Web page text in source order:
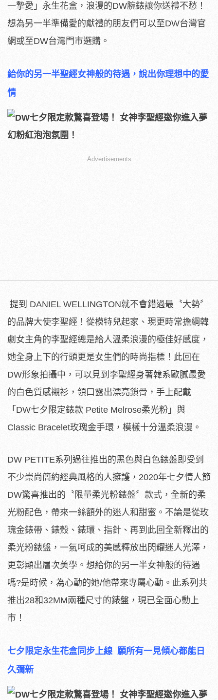
一摯愛」永生花盒，浪漫的DW腕錶讓你送禮不愁！
想為另一半準備愛的獻禮的朋友們可以至DW台灣官
網或至DW台灣門市選購。
給你的另一半聖經女神般的待遇，說出你理想中的愛
情
Advertisements
提到 DANIEL WELLINGTON就不會錯過最〝大勢〞
的品牌大使李聖經！從模特兒起家、現更時常擔綱韓
劇女主角的李聖經總是給人溫柔浪漫的極佳好感度，
她全身上下的行頭更是女生們的時尚指標！此回在
DW形象拍攝中，可以見到李聖經身著韓系歐膩最愛
的白色質感襯衫，領口露出漂亮鎖骨，手上配戴
「DW七夕限定錶款 Petite Melrose柔光粉」與
Classic Bracelet玫瑰金手環，模樣十分溫柔浪漫。
DW PETITE系列過往推出的黑色與白色錶盤即受到
不少崇尚簡約經典風格的人擁護，2020年七夕情人節
DW驚喜推出的〝限量柔光粉錶盤〞款式，全新的柔
光粉配色，帶來一絲額外的迷人和甜蜜。不論是從玫
瑰金錶帶、錶殼、錶環、指針、再到此回全新釋出的
柔光粉錶盤，一氣呵成的美感釋放出閃耀迷人光澤，
更彰顯出層次美學。想給你的另一半女神般的待遇
嗎?是時候，為心動的她/他帶來專屬心動。此系列共
推出28和32MM兩種尺寸的錶盤，現已全面心動上
市！
七夕限定永生花盒同步上線 願所有一見傾心都能日
久彌新